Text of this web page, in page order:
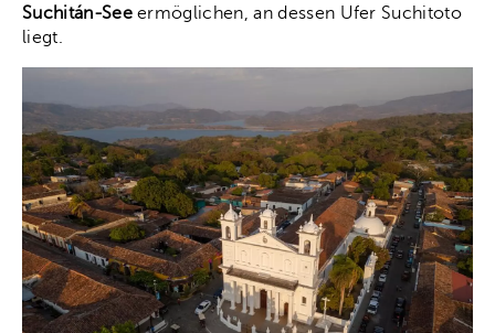
Suchitán-Seeermöglichen, an dessen Ufer Suchitoto
liegt.